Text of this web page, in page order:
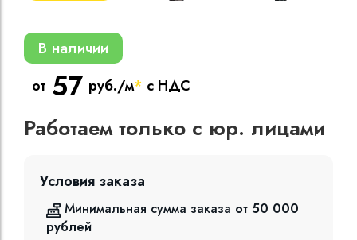
В наличии
от 57 руб./м* с НДС
Работаем только с юр. лицами
Условия заказа
Минимальная сумма заказа от 50 000
рублей